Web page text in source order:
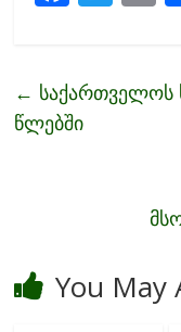
b
o
er l
← საქართველოს
წლებში
You May